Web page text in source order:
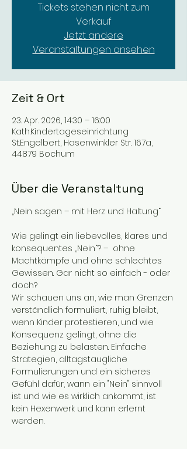
Tickets stehen nicht zum
Verkauf
Jetzt andere
Veranstaltungen ansehen
Zeit & Ort
23. Apr. 2026, 14:30 – 16:00
Kath.Kindertageseinrichtung
St.Engelbert, Hasenwinkler Str. 167a,
44879 Bochum
Über die Veranstaltung
„Nein sagen – mit Herz und Haltung“
Wie gelingt ein liebevolles, klares und
konsequentes „Nein“? –  ohne
Machtkämpfe und ohne schlechtes
Gewissen. Gar nicht so einfach - oder
doch?
Wir schauen uns an, wie man Grenzen
verständlich formuliert, ruhig bleibt,
wenn Kinder protestieren, und wie
Konsequenz gelingt, ohne die
Beziehung zu belasten. Einfache
Strategien, alltagstaugliche
Formulierungen und ein sicheres
Gefühl dafür, wann ein "Nein" sinnvoll
ist und wie es wirklich ankommt, ist
kein Hexenwerk und kann erlernt
werden.